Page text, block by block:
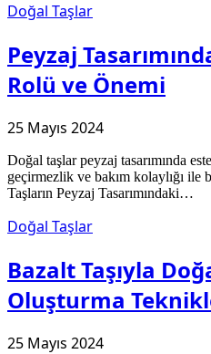
Doğal Taşlar
Peyzaj
Rolü ve Önemi
25 Mayıs 2024
Doğal taşlar peyzaj tasarımında
geçirmezlik ve bakım kolaylığı
Taşların Peyzaj Tasarımındaki…
Doğal Taşlar
Bazalt Taşıyla
Oluşturma
25 Mayıs 2024